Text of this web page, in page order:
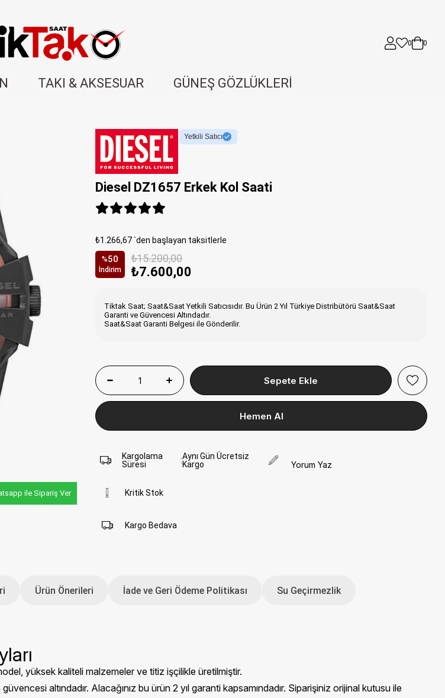
0 0
TAKI & AKSESUAR GÜNEŞ GÖZLÜKLERİ
ile Sipariş Ver
Yetkili Satıcı
Diesel DZ1657 Erkek Kol Saati
₺1.266,67 `den başlayan taksitlerle
%50
İndirim
₺15.200,00
₺7.600,00
Tiktak Saat; Saat&Saat Yetkili Satıcısıdır. Bu Ürün 2 Yıl Türkiye Distribütörü Saat&Saat
Garanti ve Güvencesi Altındadır.
Saat&Saat Garanti Belgesi ile Gönderilir.
Kargolama
Süresi
:Aynı Gün Ücretsiz
Kargo
Kritik Stok
Kargo Bedava
Yorum Yaz
Ürün Önerileri İade ve Geri Ödeme Politikası Su Geçirmezlik
yüksek kaliteli malzemeler ve titiz işçilikle üretilmiştir.
altındadır. Alacağınız bu ürün 2 yıl garanti kapsamındadır. Siparişiniz orijinal kutusu ile